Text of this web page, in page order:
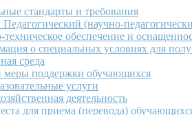
стандарты и требования
Педагогический (научно-
обеспечение и
о специальных условиях для
среда
меры поддержки обучающихся
услуги
деятельность
для приема (перевода)